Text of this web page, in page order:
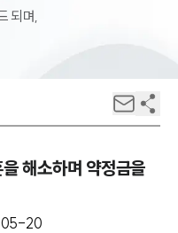
되며,
해소하며 약정금을
20